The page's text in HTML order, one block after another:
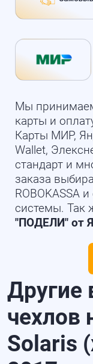
Мы
карты и
Карты МИР,
Wallet,
стандарт и
заказа
ROBOKASSA
системы. Так
"ПОДЕЛИ" от
Другие
чехлов
Solaris